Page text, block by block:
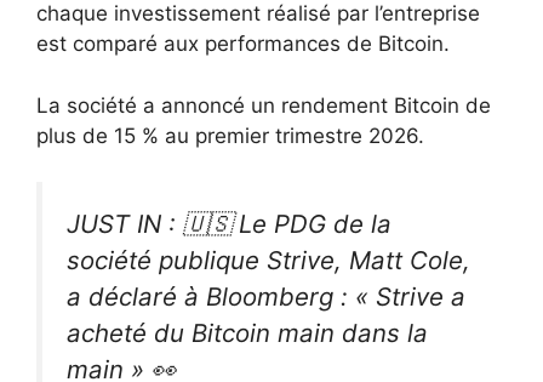
chaque investissement réalisé par l’entreprise
est comparé aux performances de Bitcoin.
La société a annoncé un rendement Bitcoin de
plus de 15 % au premier trimestre 2026.
JUST IN : 🇺🇸 Le PDG de la
société publique Strive, Matt Cole,
a déclaré à Bloomberg : « Strive a
acheté du Bitcoin main dans la
main » 👀